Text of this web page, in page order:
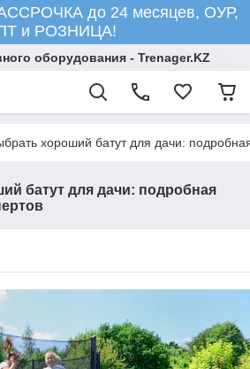
до 24 месяцев, ОУР,
и РОЗНИЦА!
оборудования - Trenager.KZ
хороший батут для дачи:
батут для дачи: подробная